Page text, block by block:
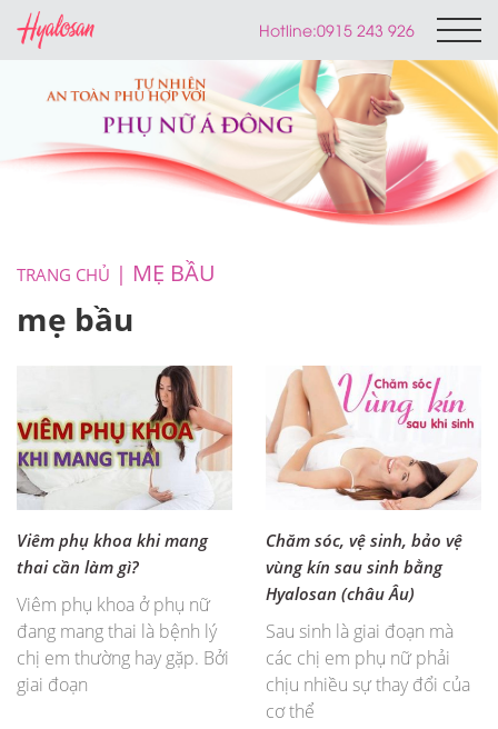
Hotline:0915 243 926
TRANG CHỦ MẸ BẦU
mẹ bầu
Viêm phụ khoa khi mang
thai cần làm gì?
Viêm phụ khoa ở phụ nữ
đang mang thai là bệnh lý
chị em thường hay gặp. Bởi
giai đoạn
Chăm sóc, vệ sinh, bảo vệ
vùng kín sau sinh bằng
Hyalosan (châu Âu)
Sau sinh là giai đoạn mà
các chị em phụ nữ phải
chịu nhiều sự thay đổi của
cơ thể